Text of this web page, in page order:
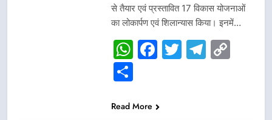
से तैयार एवं प्रस्तावित 17 विकास योजनाओं
का लोकार्पण एवं शिलान्यास किया। इनमें…
WhatsApp
Facebook
Twitter
Share
Read More